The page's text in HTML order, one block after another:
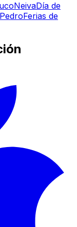
NeivaDía de
Ferias de